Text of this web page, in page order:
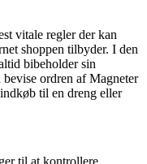
vitale regler der kan
shoppen tilbyder. I den
bibeholder sin
ordren af Magneter
til en dreng eller
til at kontrollere